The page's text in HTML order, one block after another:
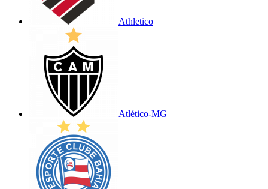
Athletico
Atlético-MG